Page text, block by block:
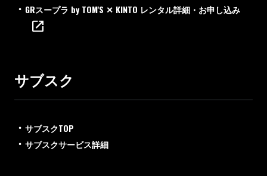
GRスープラ by TOM'S ✕ KINTO レンタル詳細・お申し込み
サブスク
サブスクTOP
サブスクサービス詳細